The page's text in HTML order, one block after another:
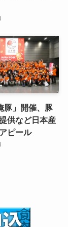
」開催、豚
供など日本産
ピール